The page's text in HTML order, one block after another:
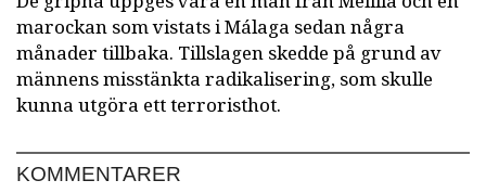
marockan som vistats i Málaga sedan några
månader tillbaka. Tillslagen skedde på grund av
männens misstänkta radikalisering, som skulle
kunna utgöra ett terroristhot.
KOMMENTARER